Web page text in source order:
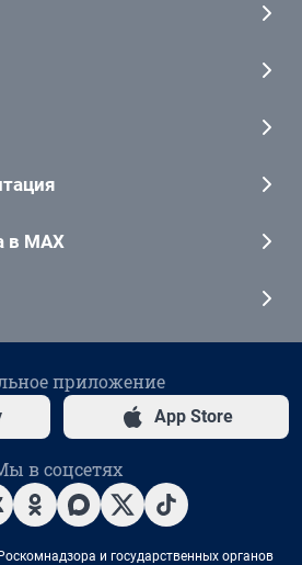
в MAX
приложение
App Store
в соцсетях
и государственных органов